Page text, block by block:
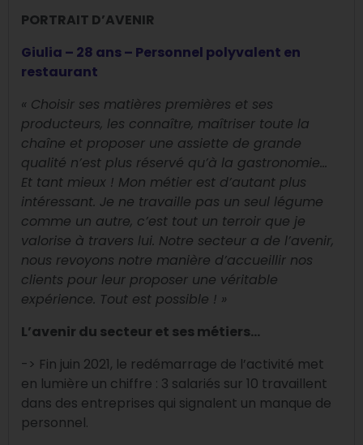
PORTRAIT D’AVENIR
Giulia – 28 ans – Personnel polyvalent en
restaurant
« Choisir ses matières premières et ses
producteurs, les connaître, maîtriser toute la
chaîne et proposer une assiette de grande
qualité n’est plus réservé qu’à la gastronomie…
Et tant mieux ! Mon métier est d’autant plus
intéressant. Je ne travaille pas un seul légume
comme un autre, c’est tout un terroir que je
valorise à travers lui. Notre secteur a de l’avenir,
nous revoyons notre manière d’accueillir nos
clients pour leur proposer une véritable
expérience. Tout est possible ! »
L’avenir du secteur et ses métiers…
-> Fin juin 2021, le redémarrage de l’activité met
en lumière un chiffre : 3 salariés sur 10 travaillent
dans des entreprises qui signalent un manque de
personnel.